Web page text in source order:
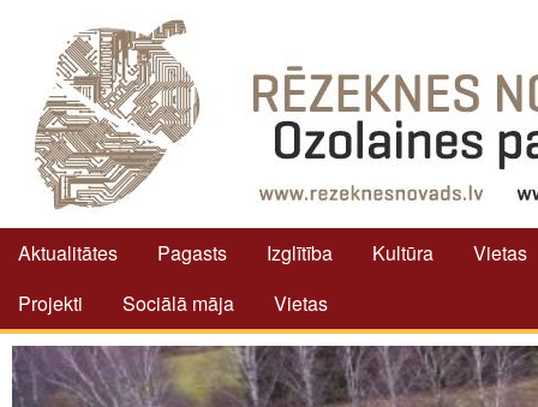
Aktualitātes Pagasts Izglītība Kultūra
Vietas
Projekti
Sociālā māja Vietas